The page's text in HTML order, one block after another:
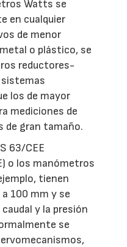
Watts se
en cualquier
de menor
o plástico, se
reductores-
sistemas
los de mayor
mediciones de
de gran tamaño.
63/CEE
o los manómetros
tienen
100 mm y se
y la presión
se